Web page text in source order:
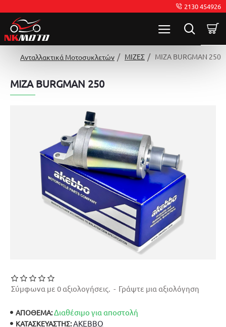
2130 454926
Ανταλλακτικά Μοτοσυκλετών ΜΙΖΕΣ ΜΙΖΑ BURGMAN 250
ΜΙΖΑ BURGMAN 250
ΑΠΟΘΕΜΑ:Διαθέσιμο για αποστολή
ΚΑΤΑΣΚΕΥΑΣΤΉΣ:AKEBBO
Σύμφωνα με 0 αξιολογήσεις. - Γράψτε μια αξιολόγηση